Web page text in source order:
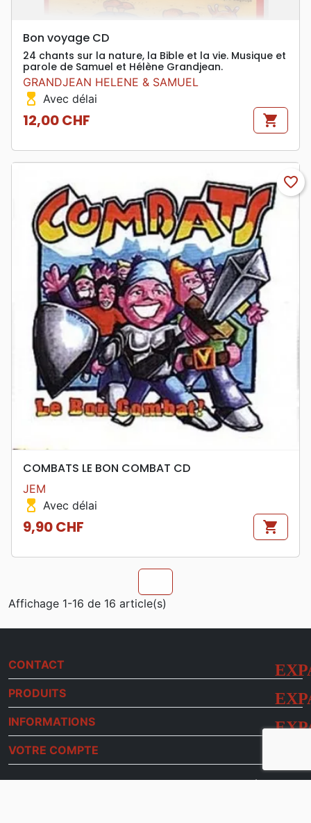
Bon voyage CD
24 chants sur la nature, la Bible et la vie. Musique et
parole de Samuel et Hélène Grandjean.
GRANDJEAN HELENE & SAMUEL
hourglass_top Avec délai
Prix
12,00 CHF shopping_cart
favorite_border
COMBATS LE BON COMBAT CD
JEM
hourglass_top Avec délai
Prix
9,90 CHF shopping_cart
Affichage 1-16 de 16 article(s)
CONTACT
PRODUITS
INFORMATIONS
VOTRE COMPTE
checkEcoute et conseils Membre du réseau